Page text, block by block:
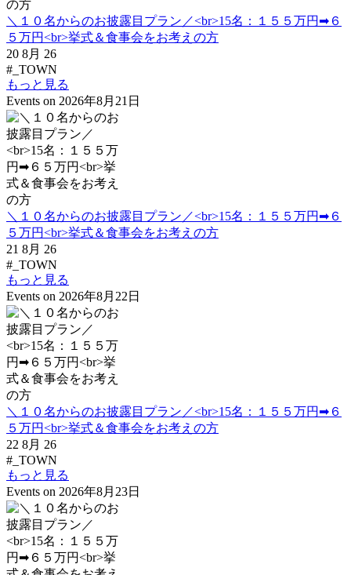
＼１０名からのお披露目プラン／<br>15名：１５５万円➡６
５万円<br>挙式＆食事会をお考えの方
20 8月 26
#_TOWN
もっと見る
Events on 2026年8月21日
＼１０名からのお披露目プラン／<br>15名：１５５万円➡６
５万円<br>挙式＆食事会をお考えの方
21 8月 26
#_TOWN
もっと見る
Events on 2026年8月22日
＼１０名からのお披露目プラン／<br>15名：１５５万円➡６
５万円<br>挙式＆食事会をお考えの方
22 8月 26
#_TOWN
もっと見る
Events on 2026年8月23日